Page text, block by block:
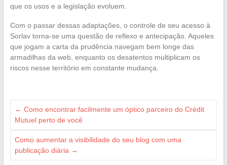
que os usos e a legislação evoluem.
Com o passar dessas adaptações, o controle de seu acesso à
Sorlav torna-se uma questão de reflexo e antecipação. Aqueles
que jogam a carta da prudência navegam bem longe das
armadilhas da web, enquanto os desatentos multiplicam os
riscos nesse território em constante mudança.
← Como encontrar facilmente um óptico parceiro do Crédit
Mutuel perto de você
Como aumentar a visibilidade do seu blog com uma
publicação diária →